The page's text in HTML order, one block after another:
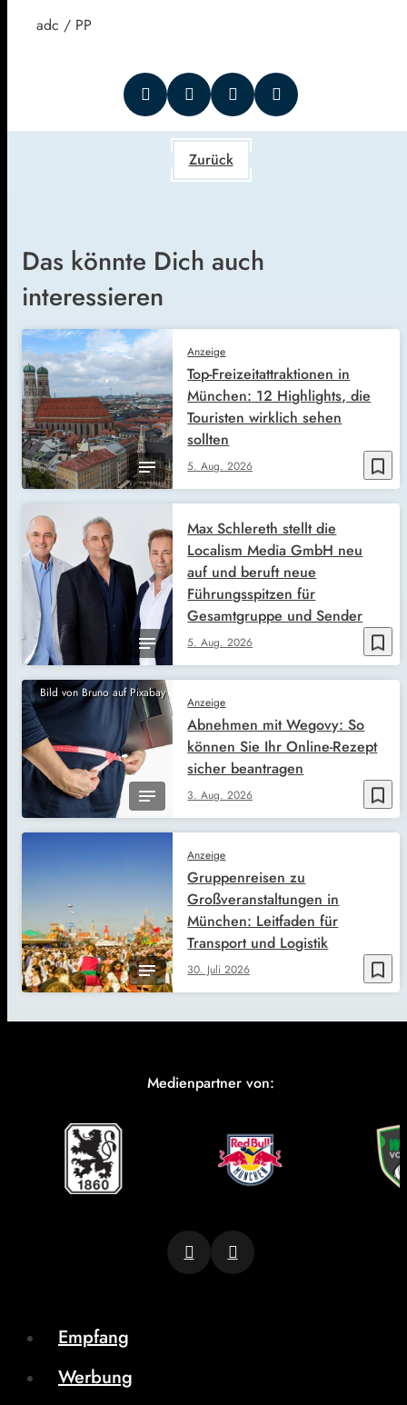
adc / PP
Zurück
Das könnte Dich auch
interessieren
bookmark_border
Anzeige
5. Aug. 2026
Top-Freizeitattraktionen in
München: 12 Highlights, die
Touristen wirklich sehen
sollten
bookmark_border
5. Aug. 2026
Max Schlereth stellt die
Localism Media GmbH neu
auf und beruft neue
Führungsspitzen für
Gesamtgruppe und Sender
Bild von Bruno auf Pixabay
bookmark_border
Anzeige
3. Aug. 2026
Abnehmen mit Wegovy: So
können Sie Ihr Online-Rezept
sicher beantragen
bookmark_border
Anzeige
30. Juli 2026
Gruppenreisen zu
Großveranstaltungen in
München: Leitfaden für
Transport und Logistik
Medienpartner von:
Empfang
Werbung